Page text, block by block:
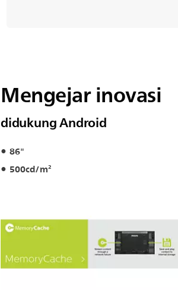
Mengejar inovasi
didukung Android
86"
500cd/m²